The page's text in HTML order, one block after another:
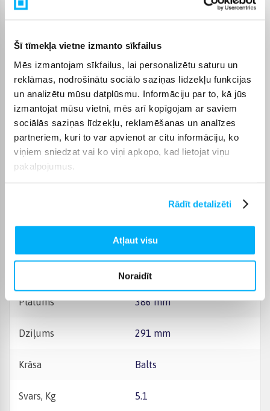
Šī tīmekļa vietne izmanto sīkfailus
Mēs izmantojam sīkfailus, lai personalizētu saturu un
reklāmas, nodrošinātu sociālo saziņas līdzekļu funkcijas
un analizētu mūsu datplūsmu. Informāciju par to, kā jūs
izmantojat mūsu vietni, mēs arī kopīgojam ar saviem
sociālās saziņas līdzekļu, reklamēšanas un analīzes
partneriem, kuri to var apvienot ar citu informāciju, ko
viņiem sniedzat vai ko viņi apkopo, kad lietojat viņu
pakalpojumus.
Rādīt detalizēti
Atļaut visu
Noraidīt
Jauda
Pārvaldība Uz korpusa
Tilpums, l
pārkaršanu
Jā
Iekšējais pārklājums + Nesvilpojošs
Taimeris +
40 °C - 220 °C
286 mm
Platums 386 mm
Dziļums 291 mm
Krāsa Balts
Svars, Kg 5.1